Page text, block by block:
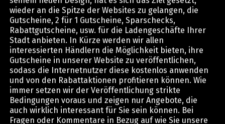
wieder an die Spitze der Websites zu gelangen, die
Gutscheine, 2 für 1 Gutscheine, Sparschecks,
Rabattgutscheine, usw. für die Ladengeschäfte Ihrer
Stadt anbieten. In Kürze werden wir allen
interessierten Händlern die Möglichkeit bieten, ihre
Gutscheine in unserer Website zu veröffentlichen,
sodass die Internetnutzer diese kostenlos anwenden
und von den Rabattaktionen profitieren können. Wie
immer setzen wir der Veröffentlichung strikte
Bedingungen voraus und zeigen nur Angebote, die
auch wirklich interessant für Sie sein können. Bei
Fragen oder Kommentare in Bezug auf wie Sie unsere